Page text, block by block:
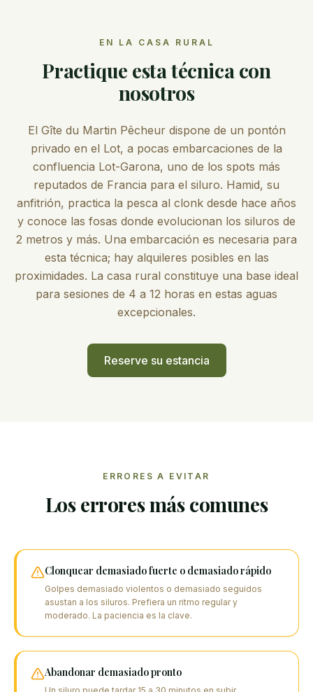
EN LA CASA RURAL
Practique esta técnica con
nosotros
El Gîte du Martin Pêcheur dispone de un pontón
privado en el Lot, a pocas embarcaciones de la
confluencia Lot-Garona, uno de los spots más
reputados de Francia para el siluro. Hamid, su
anfitrión, practica la pesca al clonk desde hace años
y conoce las fosas donde evolucionan los siluros de
2 metros y más. Una embarcación es necesaria para
esta técnica; hay alquileres posibles en las
proximidades. La casa rural constituye una base ideal
para sesiones de 4 a 12 horas en estas aguas
excepcionales.
Reserve su estancia
ERRORES A EVITAR
Los errores más comunes
Clonquear demasiado fuerte o demasiado rápido
Golpes demasiado violentos o demasiado seguidos
asustan a los siluros. Prefiera un ritmo regular y
moderado. La paciencia es la clave.
Abandonar demasiado pronto
Un siluro puede tardar 15 a 30 minutos en subir.